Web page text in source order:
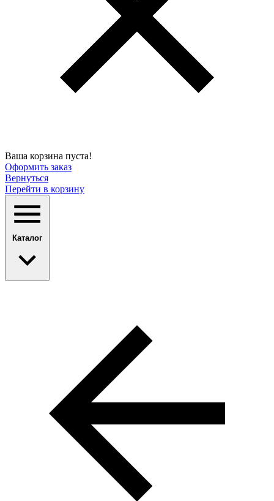
Ваша корзина пуста!
Оформить заказ
Вернуться
Перейти в корзину
Каталог